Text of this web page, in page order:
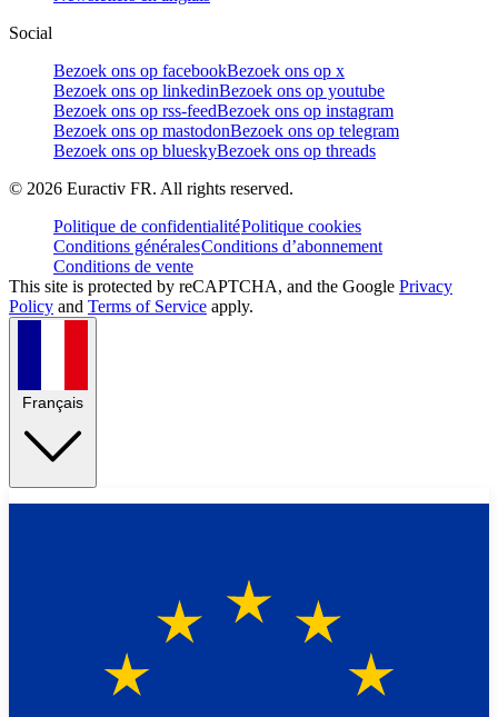
Social
Bezoek ons op facebookBezoek ons op x
Bezoek ons op linkedinBezoek ons op youtube
Bezoek ons op rss-feedBezoek ons op instagram
Bezoek ons op mastodonBezoek ons op telegram
Bezoek ons op blueskyBezoek ons op threads
© 2026 Euractiv FR. All rights reserved.
Politique de confidentialitéPolitique cookies
Conditions généralesConditions d’abonnement
Conditions de vente
This site is protected by reCAPTCHA, and the Google Privacy
Policy and Terms of Service apply.
Français